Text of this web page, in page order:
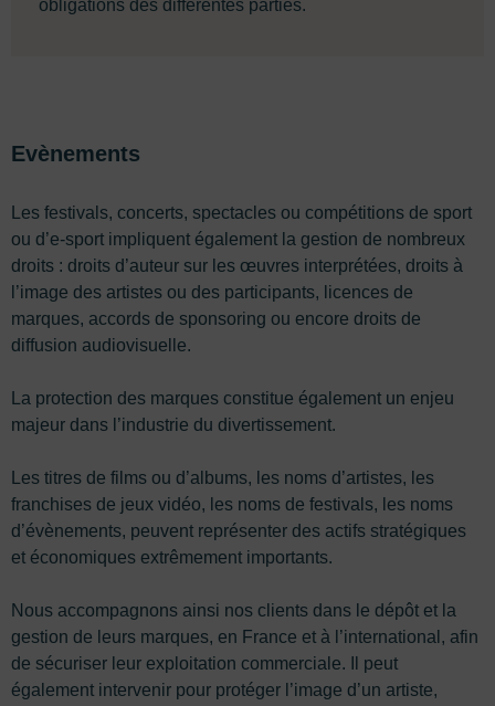
obligations des différentes parties.
Evènements
Les festivals, concerts, spectacles ou compétitions de sport
ou d’e-sport impliquent également la gestion de nombreux
droits : droits d’auteur sur les œuvres interprétées, droits à
l’image des artistes ou des participants, licences de
marques, accords de sponsoring ou encore droits de
diffusion audiovisuelle.
La protection des marques constitue également un enjeu
majeur dans l’industrie du divertissement.
Les titres de films ou d’albums, les noms d’artistes, les
franchises de jeux vidéo, les noms de festivals, les noms
d’évènements, peuvent représenter des actifs stratégiques
et économiques extrêmement importants.
Nous accompagnons ainsi nos clients dans le dépôt et la
gestion de leurs marques, en France et à l’international, afin
de sécuriser leur exploitation commerciale. Il peut
également intervenir pour protéger l’image d’un artiste,